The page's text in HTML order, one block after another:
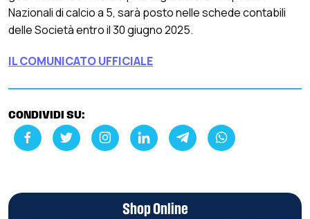
Nazionali di calcio a 5, sarà posto nelle schede contabili
delle Società entro il 30 giugno 2025.
IL COMUNICATO UFFICIALE
CONDIVIDI SU:
Shop Online